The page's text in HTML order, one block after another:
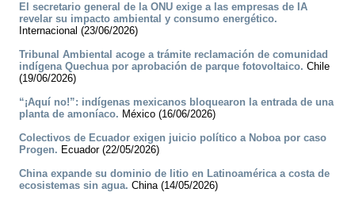
El secretario general de la ONU exige a las empresas de IA
revelar su impacto ambiental y consumo energético.
Internacional (23/06/2026)
Tribunal Ambiental acoge a trámite reclamación de comunidad
indígena Quechua por aprobación de parque fotovoltaico. Chile
(19/06/2026)
“¡Aquí no!”: indígenas mexicanos bloquearon la entrada de una
planta de amoníaco. México (16/06/2026)
Colectivos de Ecuador exigen juicio político a Noboa por caso
Progen. Ecuador (22/05/2026)
China expande su dominio de litio en Latinoamérica a costa de
ecosistemas sin agua. China (14/05/2026)